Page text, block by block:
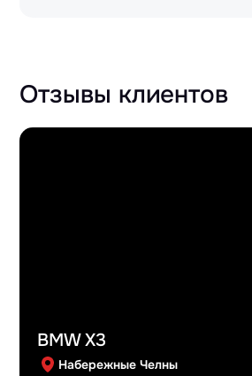
Отзывы клиентов
BMW X3
Набережные Челны